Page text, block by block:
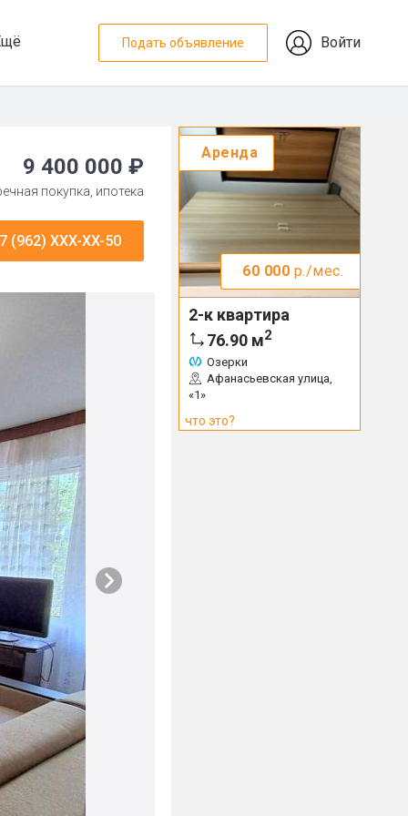
Подать объявление Войти
9 400 000 ₽
покупка, ипотека
(962) XXX-XX-50
Аренда
60 000 р./мес.
2-к квартира
76.90 м2
Озерки
Афанасьевская улица,
«1»
что это?